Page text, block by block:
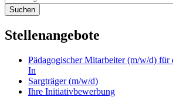
Suchen
Stellenangebote
Pädagogischer Mitarbeiter (m/w/d) für
In
Sargträger (m/w/d)
Ihre Initiativbewerbung